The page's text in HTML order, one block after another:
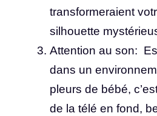
transformeraient
silhouette
Attention au son:
dans un
pleurs de bébé,
de la télé en fond,